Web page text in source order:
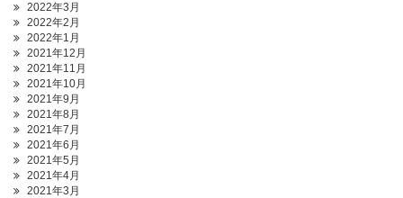
2022年3月
2022年2月
2022年1月
2021年12月
2021年11月
2021年10月
2021年9月
2021年8月
2021年7月
2021年6月
2021年5月
2021年4月
2021年3月